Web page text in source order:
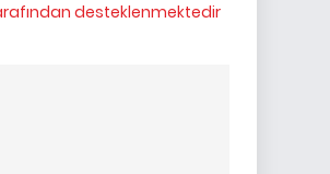
desteklenmektedir